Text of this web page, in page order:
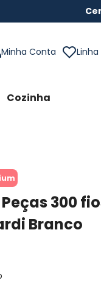
Minha Conta
Cozinha
300
Branco